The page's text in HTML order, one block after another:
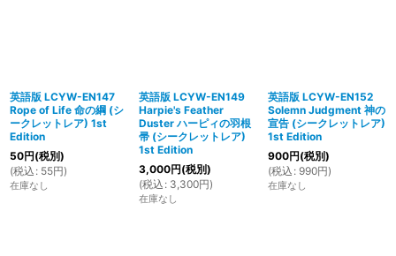
英語版 LCYW-EN147
Rope of Life 命の綱 (シ
ークレットレア) 1st
Edition
50円(税別)
(税込 : 55円)
在庫なし
英語版 LCYW-EN149
Harpie's Feather
Duster ハーピィの羽根
帚 (シークレットレア)
1st Edition
3,000円(税別)
(税込 : 3,300円)
在庫なし
英語版 LCYW-EN152
Solemn Judgment 神の
宣告 (シークレットレア)
1st Edition
900円(税別)
(税込 : 990円)
在庫なし